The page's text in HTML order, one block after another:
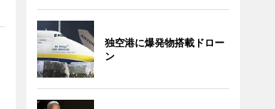
独空港に爆発物搭載ドロー
ン